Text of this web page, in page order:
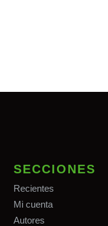
SECCIONES
Recientes
Mi cuenta
Autores